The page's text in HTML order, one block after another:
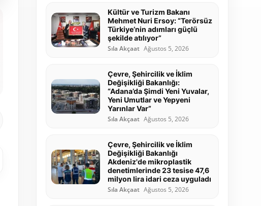
Kültür ve Turizm Bakanı
Mehmet Nuri Ersoy: “Terörsüz
Türkiye’nin adımları güçlü
şekilde atılıyor”
Sıla Akçaat Ağustos 5, 2026
Çevre, Şehircilik ve İklim
Değişikliği Bakanlığı:
“Adana’da Şimdi Yeni Yuvalar,
Yeni Umutlar ve Yepyeni
Yarınlar Var”
Sıla Akçaat Ağustos 5, 2026
Çevre, Şehircilik ve İklim
Değişikliği Bakanlığı
Akdeniz'de mikroplastik
denetimlerinde 23 tesise 47,6
milyon lira idari ceza uyguladı
Sıla Akçaat Ağustos 5, 2026